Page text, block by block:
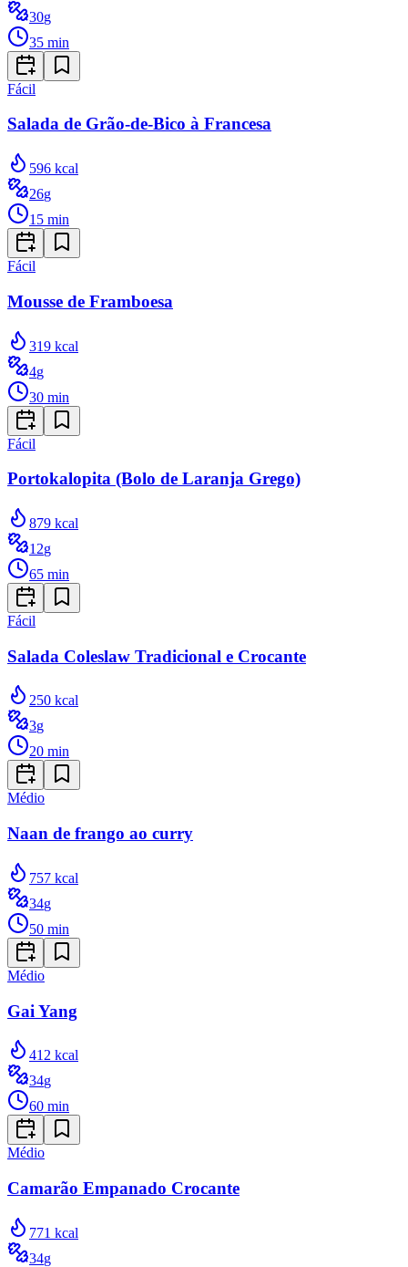
30g
35 min
Fácil
Salada de Grão-de-Bico à Francesa
596 kcal
26g
15 min
Fácil
Mousse de Framboesa
319 kcal
4g
30 min
Fácil
Portokalopita (Bolo de Laranja Grego)
879 kcal
12g
65 min
Fácil
Salada Coleslaw Tradicional e Crocante
250 kcal
3g
20 min
Médio
Naan de frango ao curry
757 kcal
34g
50 min
Médio
Gai Yang
412 kcal
34g
60 min
Médio
Camarão Empanado Crocante
771 kcal
34g